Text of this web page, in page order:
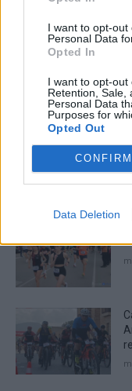
I want to opt-
Personal Data
Opted In
I want to opt-out
Retention, Sale,
Personal Data
Purposes for
Opted Out
CONFIRM
Data Deletion
Catalana
Enric Alguero setembre
MOST READ